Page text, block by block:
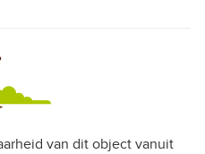
van dit object vanuit